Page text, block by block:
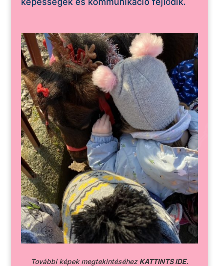
További képek megtekintéséhez KATTINTS IDE.